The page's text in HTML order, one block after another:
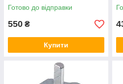
Готово до відправки
550 ₴
Купити